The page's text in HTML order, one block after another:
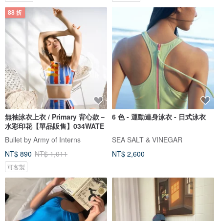
88 折
無袖泳衣上衣 / Primary 背心款－
水彩印花【單品販售】034WATE
Bullet by Army of Interns
NT$ 890 NT$ 1,011
可客製
6 色 - 運動連身泳衣 - 日式泳衣
SEA SALT & VINEGAR
NT$ 2,600